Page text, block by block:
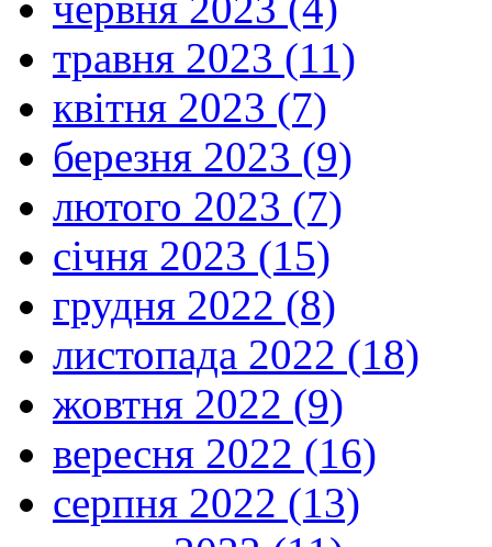
травня 2023 (11)
квітня 2023 (7)
березня 2023 (9)
лютого 2023 (7)
січня 2023 (15)
грудня 2022 (8)
листопада 2022 (18)
жовтня 2022 (9)
вересня 2022 (16)
серпня 2022 (13)